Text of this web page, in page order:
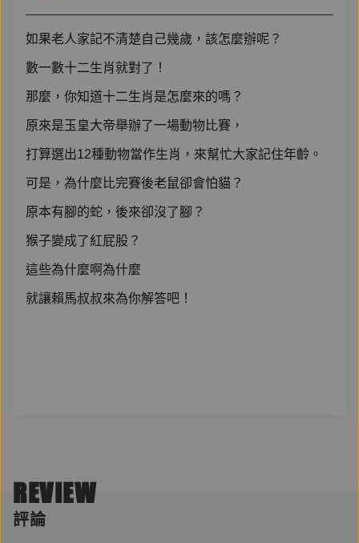
如果老人家記不清楚自己幾歲，該怎麼辦呢？
數一數十二生肖就對了！
那麼，你知道十二生肖是怎麼來的嗎？
原來是玉皇大帝舉辦了一場動物比賽，
打算選出12種動物當作生肖，來幫忙大家記住年齡。
可是，為什麼比完賽後老鼠卻會怕貓？
原本有腳的蛇，後來卻沒了腳？
猴子變成了紅屁股？
這些為什麼啊為什麼
就讓賴馬叔叔來為你解答吧！
REVIEW
評論